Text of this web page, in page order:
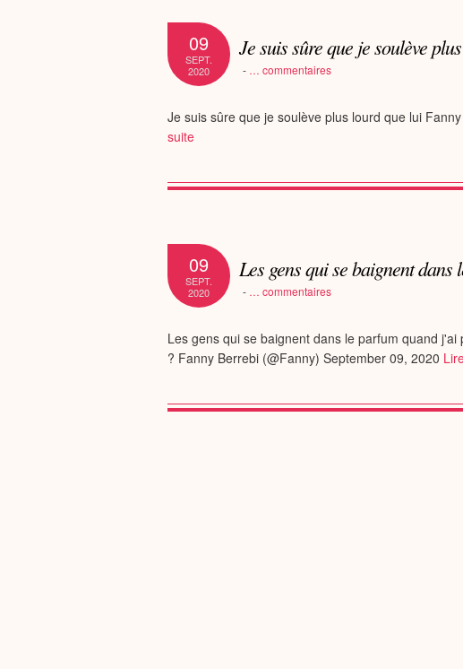
09
SEPT.
2020
Je suis sûre que je soulève
- … commentaires
Je suis sûre que je soulève plus lourd que lui
suite
09
SEPT.
2020
Les gens qui se baignent
- … commentaires
Les gens qui se baignent dans le parfum quand
? Fanny Berrebi (@Fanny) September 09, 2020